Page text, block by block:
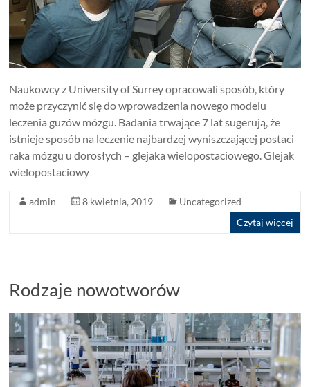
Naukowcy z University of Surrey opracowali sposób, który
może przyczynić się do wprowadzenia nowego modelu
leczenia guzów mózgu. Badania trwające 7 lat sugerują, że
istnieje sposób na leczenie najbardzej wyniszczającej postaci
raka mózgu u dorosłych – glejaka wielopostaciowego. Glejak
wielopostaciowy
admin 8 kwietnia, 2019
Uncategorized
Czytaj więcej
Rodzaje nowotworów